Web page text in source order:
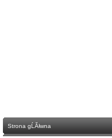
Strona gĹĂłwna